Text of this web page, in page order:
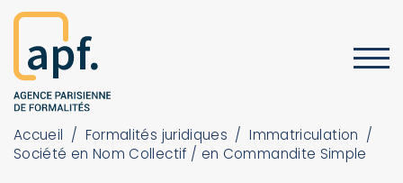
Accueil / Formalités juridiques / Immatriculation /
Société en Nom Collectif / en Commandite Simple